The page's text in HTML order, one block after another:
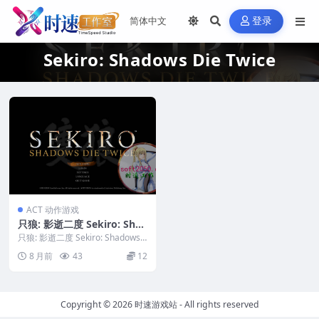
登录
Sekiro: Shadows Die Twice
ACT 动作游戏
只狼: 影逝二度 Sekiro: Shad
ows Die Twice WIN游戏 PC
电脑游戏 适配系统WIN10 W
IN11
只狼: 影逝二度 Sekiro: Shadows
8 月前 43 12
Copyright © 2026时速游戏站- All rights reserved